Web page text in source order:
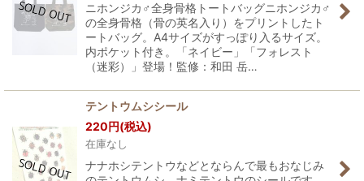
ニホンジカ♂全身骨格トートバッグニホンジカ♂
の全身骨格（骨の英名入り）をプリントしたト
ートバッグ。A4サイズがすっぽり入るサイズ。
内ポケット付き。「ネイビー」「フォレスト
（迷彩）」登場！監修：和田 岳…
テントウムシシール
220円(税込)
在庫なし
ナナホシテントウなどとならんで最もおなじみ